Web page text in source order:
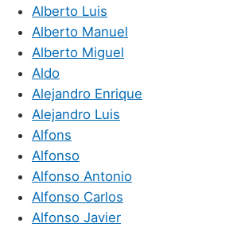
Alberto Luis
Alberto Manuel
Alberto Miguel
Aldo
Alejandro Enrique
Alejandro Luis
Alfons
Alfonso
Alfonso Antonio
Alfonso Carlos
Alfonso Javier